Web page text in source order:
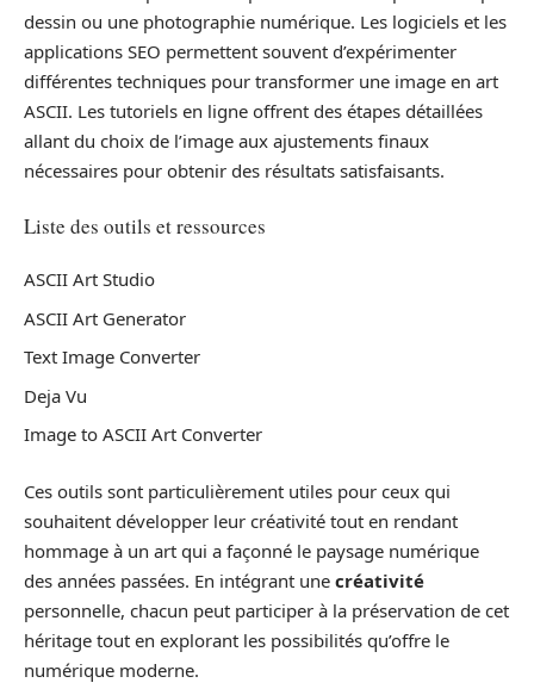
dessin ou une photographie numérique. Les logiciels et les
applications SEO permettent souvent d’expérimenter
différentes techniques pour transformer une image en art
ASCII. Les tutoriels en ligne offrent des étapes détaillées
allant du choix de l’image aux ajustements finaux
nécessaires pour obtenir des résultats satisfaisants.
Liste des outils et ressources
ASCII Art Studio
ASCII Art Generator
Text Image Converter
Deja Vu
Image to ASCII Art Converter
Ces outils sont particulièrement utiles pour ceux qui
souhaitent développer leur créativité tout en rendant
hommage à un art qui a façonné le paysage numérique
des années passées. En intégrant une créativité
personnelle, chacun peut participer à la préservation de cet
héritage tout en explorant les possibilités qu’offre le
numérique moderne.